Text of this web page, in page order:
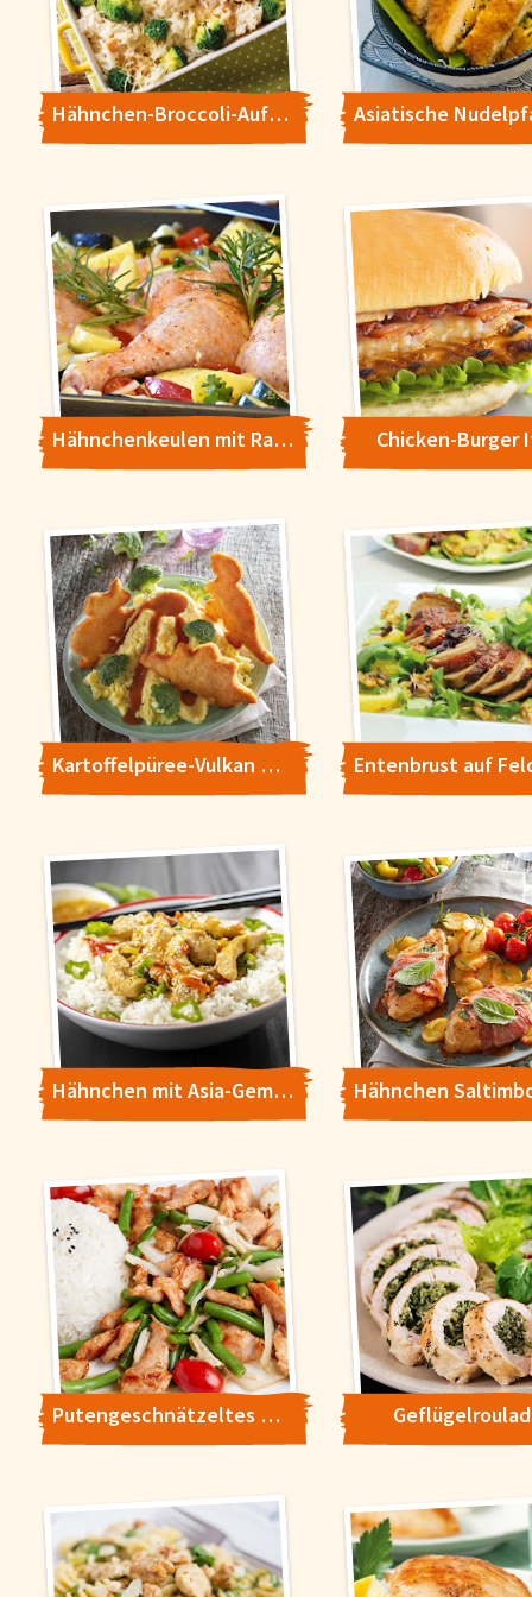
Hähnchen-Broccoli-Auflauf mit Reis
Hähnchenkeulen mit Ratatouille Chicken-Burger
Kartoffelpüree-Vulkan mit Geflügel-Dinos und Broccoli-Bäumchen
Hähnchen mit Asia-Gemüse
Putengeschnätzeltes mit Bohnen und Tomaten